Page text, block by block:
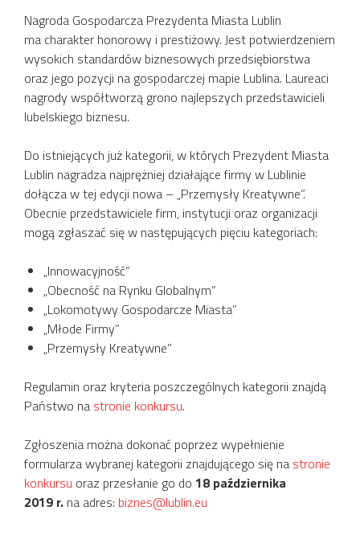
Nagroda Gospodarcza Prezydenta Miasta Lublin
ma charakter honorowy i prestiżowy. Jest potwierdzeniem
wysokich standardów biznesowych przedsiębiorstwa
oraz jego pozycji na gospodarczej mapie Lublina. Laureaci
nagrody współtworzą grono najlepszych przedstawicieli
lubelskiego biznesu.
Do istniejących już kategorii, w których Prezydent Miasta
Lublin nagradza najprężniej działające firmy w Lublinie
dołącza w tej edycji nowa – „Przemysły Kreatywne”.
Obecnie przedstawiciele firm, instytucji oraz organizacji
mogą zgłaszać się w następujących pięciu kategoriach:
„Innowacyjność”
„Obecność na Rynku Globalnym”
„Lokomotywy Gospodarcze Miasta”
„Młode Firmy”
„Przemysły Kreatywne”
Regulamin oraz kryteria poszczególnych kategorii znajdą
Państwo na stronie konkursu.
Zgłoszenia można dokonać poprzez wypełnienie
formularza wybranej kategorii znajdującego się na stronie
konkursu oraz przesłanie go do 18 października
2019 r. na adres: biznes@lublin.eu